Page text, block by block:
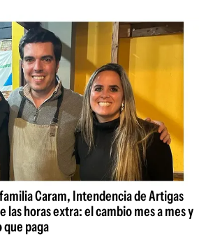
Caram, Intendencia de Artigas
horas extra: el cambio mes a mes y
que paga